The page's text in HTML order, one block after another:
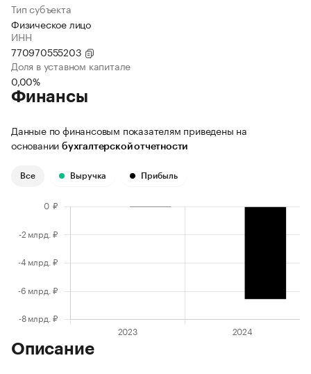
Тип субъекта
Физическое лицо
ИНН
770970555203
Доля в уставном капитале
0,00%
Финансы
Данные по финансовым показателям приведены на
основании бухгалтерской отчетности
Все Выручка Прибыль
Описание